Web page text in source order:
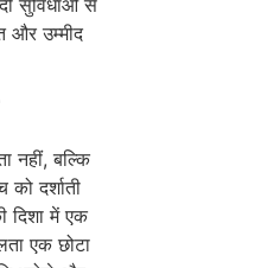
और उम्मीद
नहीं, बल्कि
दर्शाती
दिशा में एक
एक छोटा